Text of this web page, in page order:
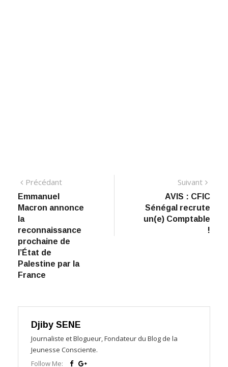
Navigation
de
l’article
PrécédantPrécédant:
Emmanuel
Macron annonce
la
reconnaissance
prochaine de
l’État de
Palestine par la
France
Suivant
AVIS : CFIC
Sénégal recrute
un(e) Comptable
!
Djiby SENE
Journaliste et Blogueur, Fondateur du Blog de la
Jeunesse Consciente.
Follow Me: